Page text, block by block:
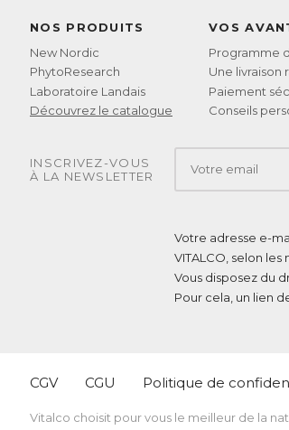
NOS PRODUITS
New Nordic
PhytoResearch
Laboratoire Landais
Découvrez le catalogue
VOS
Programme
Une livraison
Paiement
Conseils
INSCRIVEZ-VOUS
À LA NEWSLETTER
Votre adresse e-
VITALCO, selon
Vous disposez du
Pour cela, un lien
CGV CGU Politique de
Vitalco choisit pour vous le meilleur de la